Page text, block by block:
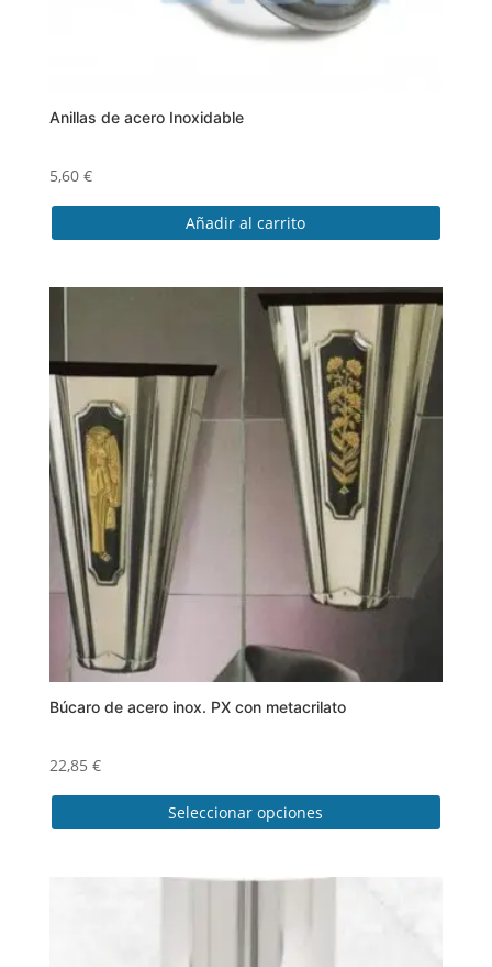
Anillas de acero Inoxidable
5,60 €
Añadir al carrito
Búcaro de acero inox. PX con metacrilato
22,85 €
Seleccionar opciones